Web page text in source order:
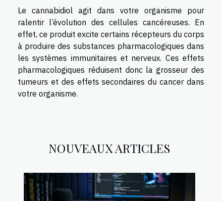
Le cannabidiol agit dans votre organisme pour
ralentir l’évolution des cellules cancéreuses. En
effet, ce produit excite certains récepteurs du corps
à produire des substances pharmacologiques dans
les systèmes immunitaires et nerveux. Ces effets
pharmacologiques réduisent donc la grosseur des
tumeurs et des effets secondaires du cancer dans
votre organisme.
NOUVEAUX ARTICLES